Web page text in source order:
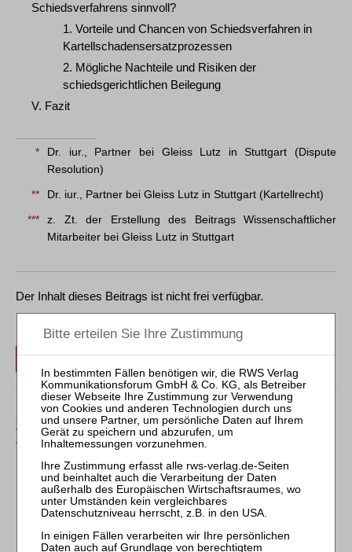
Schiedsverfahrens sinnvoll?
1. Vorteile und Chancen von Schiedsverfahren in
Kartellschadensersatzprozessen
2. Mögliche Nachteile und Risiken der
schiedsgerichtlichen Beilegung
V. Fazit
*
Dr. iur., Partner bei Gleiss Lutz in Stuttgart (Dispute
Resolution)
** Dr. iur., Partner bei Gleiss Lutz in Stuttgart (Kartellrecht)
***
z. Zt. der Erstellung des Beitrags Wissenschaftlicher
Mitarbeiter bei Gleiss Lutz in Stuttgart
Der Inhalt dieses Beitrags ist nicht frei verfügbar.
Für Abonnenten ist der Zugang zu Aufsätzen und
Rechtsprechung frei.
Login
Sollten Sie über kein Abonnement verfügen, können Sie
den gewünschten Beitrag trotzdem kostenpflichtig
erwerben:
Erwerben Sie den gewünschten Beitrag kostenpflichtig per
Rechnung.